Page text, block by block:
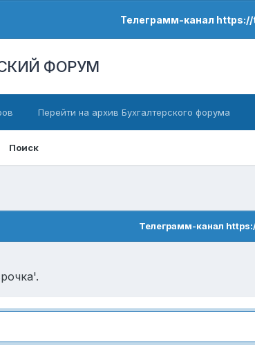
Телеграмм-канал
ФОРУМ
Поиск
Перейти на архив Бухгалтерского форума
Телеграмм-канал